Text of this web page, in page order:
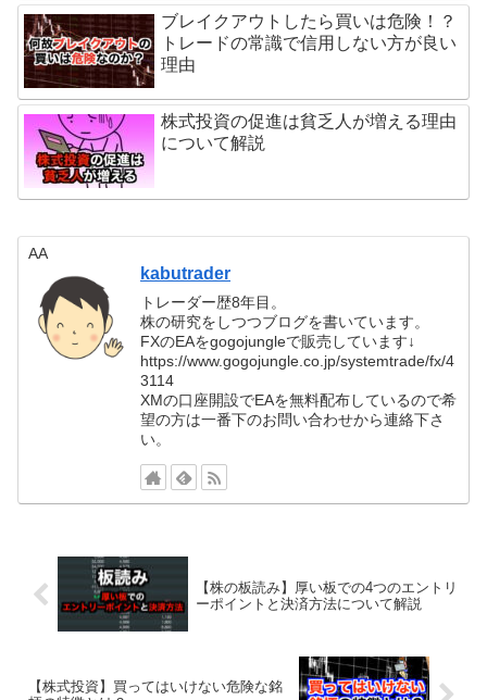
ブレイクアウトしたら買いは危険！？
トレードの常識で信用しない方が良い
理由
株式投資の促進は貧乏人が増える理由
について解説
AA
kabutrader
トレーダー歴8年目。
株の研究をしつつブログを書いています。
FXのEAをgogojungleで販売しています↓
https://www.gogojungle.co.jp/systemtrade/fx/4
3114
XMの口座開設でEAを無料配布しているので希
望の方は一番下のお問い合わせから連絡下さ
い。
【株の板読み】厚い板での4つのエントリ
ーポイントと決済方法について解説
【株式投資】買ってはいけない危険な銘